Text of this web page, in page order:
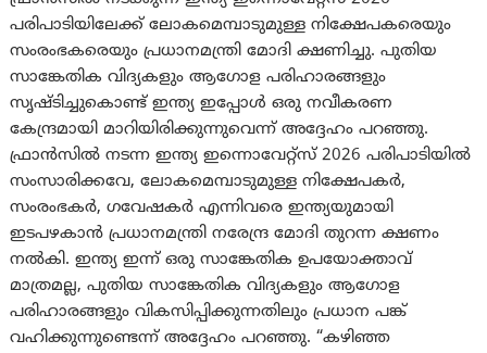
പരിപാടിയിലേക്ക് ലോകമെമ്പാടുമുള്ള നിക്ഷേപകരെയും
സംരംഭകരെയും പ്രധാനമന്ത്രി മോദി ക്ഷണിച്ചു. പുതിയ
സാങ്കേതിക വിദ്യകളും ആഗോള പരിഹാരങ്ങളും
സൃഷ്ടിച്ചുകൊണ്ട് ഇന്ത്യ ഇപ്പോൾ ഒരു നവീകരണ
കേന്ദ്രമായി മാറിയിരിക്കുന്നുവെന്ന് അദ്ദേഹം പറഞ്ഞു.
ഫ്രാൻസിൽ നടന്ന ഇന്ത്യ ഇന്നൊവേറ്റ്സ് 2026 പരിപാടിയിൽ
സംസാരിക്കവേ, ലോകമെമ്പാടുമുള്ള നിക്ഷേപകർ,
സം‌രംഭകർ, ഗവേഷകർ എന്നിവരെ ഇന്ത്യയുമായി
ഇടപഴകാൻ പ്രധാനമന്ത്രി നരേന്ദ്ര മോദി തുറന്ന ക്ഷണം
നൽകി. ഇന്ത്യ ഇന്ന് ഒരു സാങ്കേതിക ഉപയോക്താവ്
മാത്രമല്ല, പുതിയ സാങ്കേതിക വിദ്യകളും ആഗോള
പരിഹാരങ്ങളും വികസിപ്പിക്കുന്നതിലും പ്രധാന പങ്ക്
വഹിക്കുന്നുണ്ടെന്ന് അദ്ദേഹം പറഞ്ഞു. “കഴിഞ്ഞ